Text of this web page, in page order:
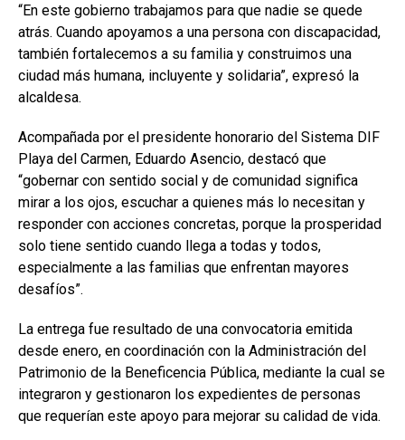
“En este gobierno trabajamos para que nadie se quede
atrás. Cuando apoyamos a una persona con discapacidad,
también fortalecemos a su familia y construimos una
ciudad más humana, incluyente y solidaria”, expresó la
alcaldesa.
Acompañada por el presidente honorario del Sistema DIF
Playa del Carmen, Eduardo Asencio, destacó que
“gobernar con sentido social y de comunidad significa
mirar a los ojos, escuchar a quienes más lo necesitan y
responder con acciones concretas, porque la prosperidad
solo tiene sentido cuando llega a todas y todos,
especialmente a las familias que enfrentan mayores
desafíos”.
La entrega fue resultado de una convocatoria emitida
desde enero, en coordinación con la Administración del
Patrimonio de la Beneficencia Pública, mediante la cual se
integraron y gestionaron los expedientes de personas
que requerían este apoyo para mejorar su calidad de vida.